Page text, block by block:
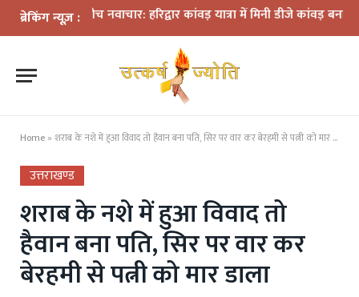
ब्रेकिंग न्यूज़ :
के बीच नवाचार: हरिद्वार कांवड़ यात्रा में मिनी डीजे कांवड़ बना आकर्षण
Home » शराब के नशे में हुआ विवाद तो हैवान बना पति, सिर पर वार कर बेरहमी से पत्नी को मार डाला
उत्तराखण्ड
शराब के नशे में हुआ विवाद तो
हैवान बना पति, सिर पर वार कर
बेरहमी से पत्नी को मार डाला